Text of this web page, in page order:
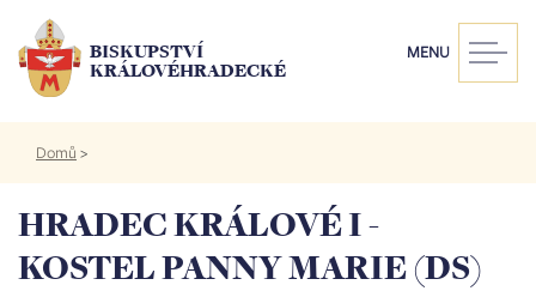
hlavnímu
obsahu
BISKUPSTVÍ
KRÁLOVÉHRADECKÉ
MENU
Drobečková
navigace
Domů >
HRADEC KRÁLOVÉ I -
KOSTEL PANNY MARIE (DS)